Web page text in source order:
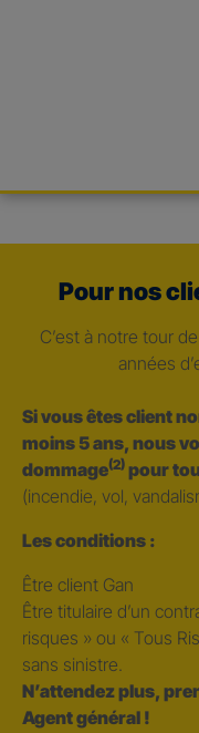
Pour nos
C’est à notre tour
années
Si vous êtes client
moins 5 ans, nous
dommage(2) pour
(incendie, vol,
Les conditions :
Être client Gan
Être titulaire d’un
risques » ou « Tous
sans sinistre.
N’attendez plus,
Agent général !